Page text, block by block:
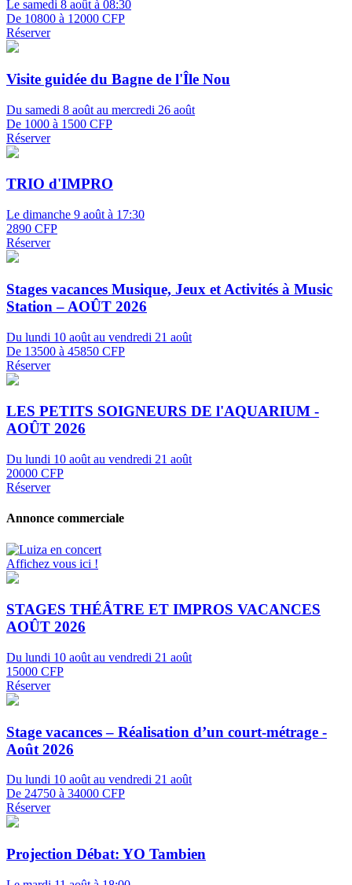
Le samedi 8 août à 08:30
De 10800 à 12000 CFP
Réserver
Visite guidée du Bagne de l'Île Nou
Du samedi 8 août au mercredi 26 août
De 1000 à 1500 CFP
Réserver
TRIO d'IMPRO
Le dimanche 9 août à 17:30
2890 CFP
Réserver
Stages vacances Musique, Jeux et Activités à Music
Station – AOÛT 2026
Du lundi 10 août au vendredi 21 août
De 13500 à 45850 CFP
Réserver
LES PETITS SOIGNEURS DE l'AQUARIUM -
AOÛT 2026
Du lundi 10 août au vendredi 21 août
20000 CFP
Réserver
Annonce commerciale
Affichez vous ici !
STAGES THÉÂTRE ET IMPROS VACANCES
AOÛT 2026
Du lundi 10 août au vendredi 21 août
15000 CFP
Réserver
Stage vacances – Réalisation d’un court-métrage -
Août 2026
Du lundi 10 août au vendredi 21 août
De 24750 à 34000 CFP
Réserver
Projection Débat: YO Tambien